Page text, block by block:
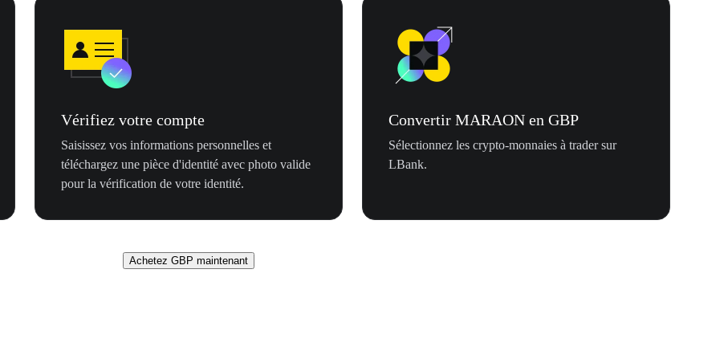
Vérifiez votre compte
Saisissez vos informations personnelles et
téléchargez une pièce d'identité avec photo valide
pour la vérification de votre identité.
Convertir MARAON en GBP
Sélectionnez les crypto-monnaies à trader sur
LBank.
Achetez GBP maintenant